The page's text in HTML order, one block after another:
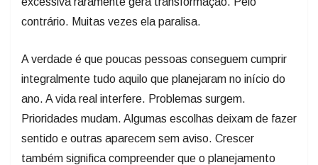
contrário. Muitas vezes ela paralisa.
A verdade é que poucas pessoas conseguem cumprir
integralmente tudo aquilo que planejaram no início do
ano. A vida real interfere. Problemas surgem.
Prioridades mudam. Algumas escolhas deixam de fazer
sentido e outras aparecem sem aviso. Crescer
também significa compreender que o planejamento